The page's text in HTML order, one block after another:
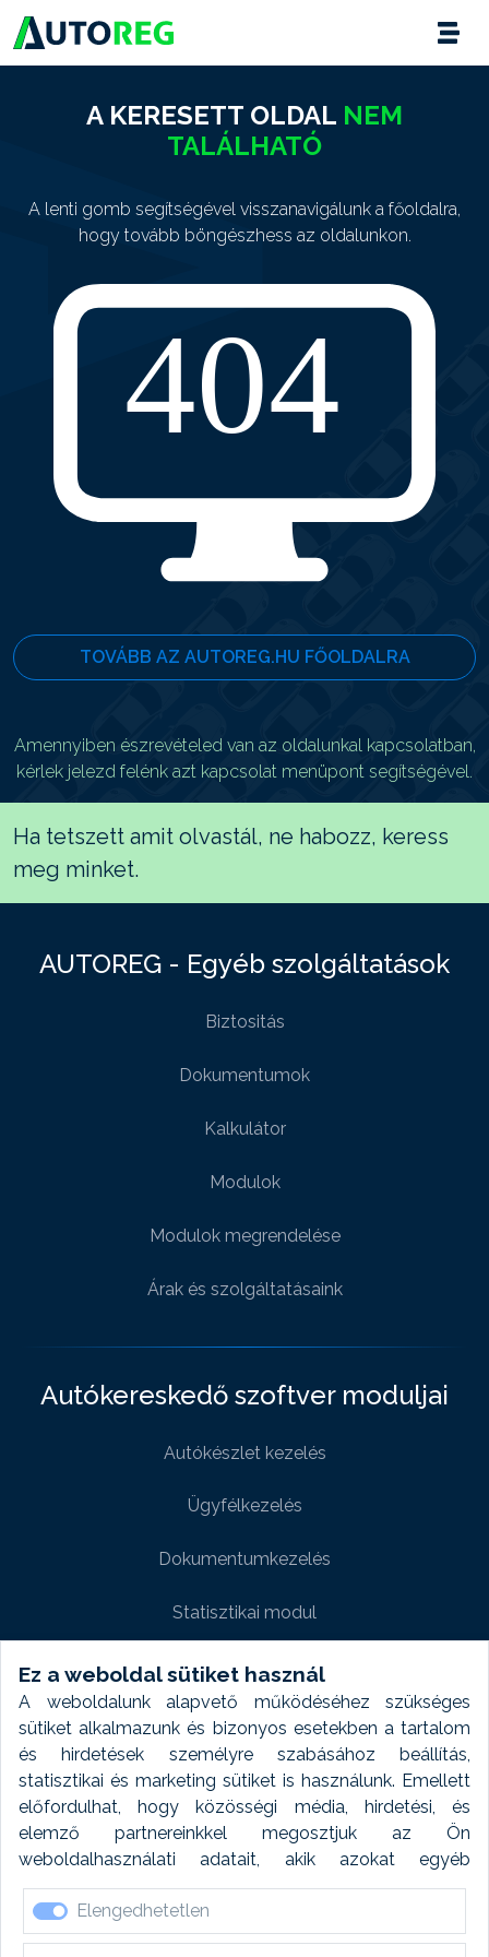
Ez a weboldal sütiket használ
A weboldalunk alapvető működéséhez szükséges
sütiket alkalmazunk és bizonyos esetekben a tartalom
és hirdetések személyre szabásához beállítás,
statisztikai és marketing sütiket is használunk. Emellett
előfordulhat, hogy közösségi média, hirdetési, és
elemző partnereinkkel megosztjuk az Ön
weboldalhasználati adatait, akik azokat egyéb
forrásokból gyűjtött adatokkal kombinálhatják. A sütik
elfogadásával kapcsolatosan naplózást végzünk és
ezen adatokat 6 hónap után automatikusan töröljük. A
Elengedhetetlen
A KERESETT OLDAL NEM
TALÁLHATÓ
A lenti gomb segítségével visszanavigálunk a főoldalra,
hogy tovább böngészhess az oldalunkon.
TOVÁBB AZ AUTOREG.HU FŐOLDALRA
Amennyiben észrevételed van az oldalunkal kapcsolatban,
kérlek jelezd felénk azt kapcsolat menüpont segítségével.
Ha tetszett amit olvastál, ne habozz, keress
meg minket.
AUTOREG - Egyéb szolgáltatások
Biztositás
Dokumentumok
Kalkulátor
Modulok
Modulok megrendelése
Árak és szolgáltatásaink
Autókereskedő szoftver moduljai
Autókészlet kezelés
Ügyfélkezelés
Dokumentumkezelés
Statisztikai modul
Weboldal modul
Fényképtár extra modul
Autómosó modul
Feladatütemezés